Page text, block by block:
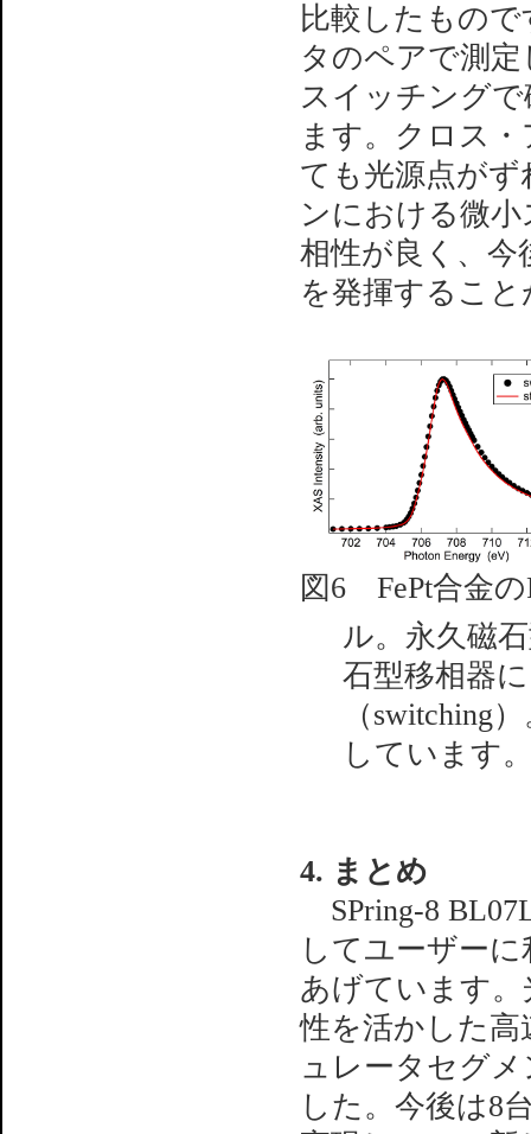
比較したもの
タのペアで測
スイッチング
ます。クロス
ても光源点が
ンにおける微
相性が良く、今
を発揮するこ
図6 FePt合金の
ル。永久磁
石型移相器
（switching
しています
4. まとめ
SPring-8
してユーザー
あげています
性を活かした
ュレータセグ
した。今後は8